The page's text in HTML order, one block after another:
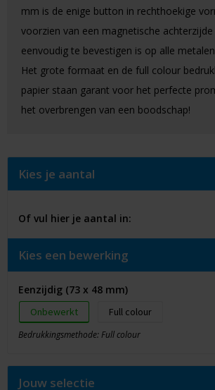
mm is de enige button in rechthoekige
voorzien van een magnetische
eenvoudig te bevestigen is op alle
Het grote formaat en de full colour
papier staan garant voor het perfecte
het overbrengen van een boodschap!
Kies je aantal
Of vul hier je aantal in:
Kies een bewerking
Eenzijdig (73 x 48 mm)
Onbewerkt Full colour
Bedrukkingsmethode: Full colour
Jouw selectie